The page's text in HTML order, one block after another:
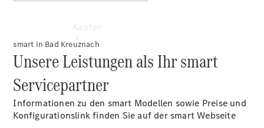
Übersicht
smart in Bad Kreuznach
Unsere Leistungen als Ihr smart
Servicepartner
Informationen zu den smart Modellen sowie Preise und
Konfigurationslink finden Sie auf der smart Webseite